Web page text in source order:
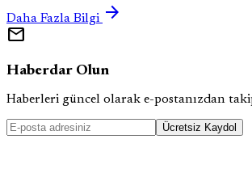
Daha Fazla Bilgi arrow_forward
mail
Haberdar Olun
Haberleri güncel olarak e-postanızdan
Ücretsiz Kaydol